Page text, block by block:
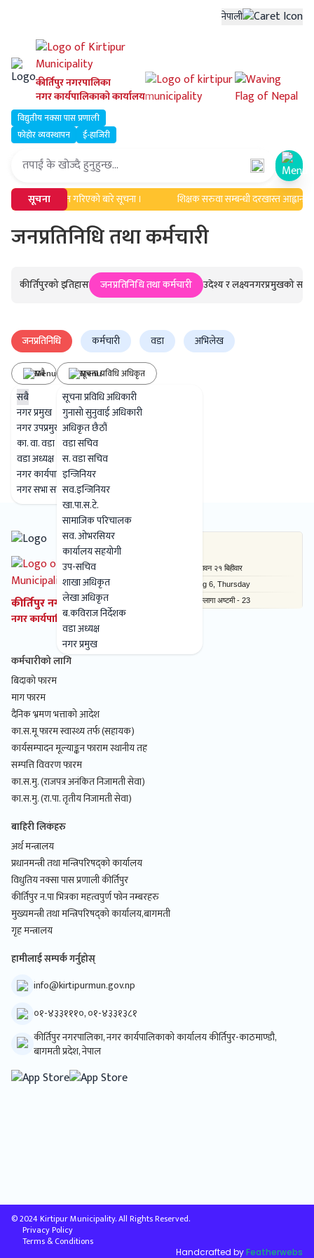
नेपाली
कीर्तिपुर नगरपालिका
नगर कार्यपालिकाको कार्यालय
विद्युतीय नक्सा पास प्रणाली
फोहोर व्यवस्थापन
ई-हाजिरी
सूचना
एवं सूचिकृत गरिएको बारे सूचना । शिक्षक सरुवा सम्बन्धी दरखास्त आह्वान
जनप्रतिनिधि तथा कर्मचारी
जनप्रतिनिधि कर्मचारी वडा अभिलेख
सबै
सबै
नगर प्रमुख
नगर उपप्रमुख
का. वा. वडा अध्यक्ष
वडा अध्यक्ष
नगर कार्यपालिका सदस्य
नगर सभा सदस्य
सूचना प्रविधि अधिकृत
सूचना प्रविधि अधिकारी
गुनासो सुनुवाई अधिकारी
अधिकृत छैठौं
वडा सचिव
स. वडा सचिव
इन्जिनियर
सव.इन्जिनियर
खा.पा.स.टे.
सामाजिक परिचालक
सव. ओभरसियर
कार्यालय सहयोगी
उप-सचिव
शाखा अधिकृत
लेखा अधिकृत
ब.कविराज निर्देशक
वडा अध्यक्ष
नगर प्रमुख
नगर सभा सदस्य
बरिष्ठ अधिकृत
स्वास्थ्य शाखा प्रमुख
सि.अ.हे.व.
जन स्वास्थ्य निरीक्षक
सूचना प्रविधि अधिकृत
रोजगार संयोजक
पशु चिकित्सक
लेखापाल
कम्प्युटर अपरेटर
ना.सु
अ.न.मी.
ना.प्र.स्वा.प्रा
जु.ईन्जिनियर
एम.आइ.एस.अपरेटर
फार्मेसी सहायक
स.म.वि.नि
अमिन
फिल्ड सहायक
उधम वि. सहजकर्ता
हेभी सवारी चालक
जु.लो.अ.प्रा.
बरिष्ठ लेखा अधिकृत
स. लेखापाल
स्वास्थ्य शाखा प्रमुख
कीर्तिपुरको इतिहास जनप्रतिनिधि तथा कर्मचारी उदेश्य र लक्ष्यनगरप्रमुखको
कीर्तिपुर नगरपालिका
नगर कार्यपालिकाको कार्यालय
कर्मचारीको लागि
बिदाको फारम
माग फारम
दैनिक भ्रमण भत्ताको आदेश
का.स.मू फारम स्वास्थ्य तर्फ (सहायक)
कार्यसम्पादन मूल्याङ्कन फाराम स्थानीय तह
सम्पत्ति विवरण फारम
का.स.मु. (राजपत्र अनंकित निजामती सेवा)
का.स.मु. (रा.पा. तृतीय निजामती सेवा)
बाहिरी लिकंहरु
अर्थ मन्त्रालय
प्रधानमन्त्री तथा मन्त्रिपरिषद्को कार्यालय
विधुतिय नक्सा पास प्रणाली कीर्तिपुर
कीर्तिपुर न.पा भित्रका महत्वपुर्ण फोन नम्बरहरु
मुख्यमन्त्री तथा मन्त्रिपरिषद्को कार्यालय,बागमती
गृह मन्त्रालय
हामीलाई सम्पर्क गर्नुहोस्
info@kirtipurmun.gov.np
०१-४३३१११०, ०१-४३३१३८१
कीर्तिपुर नगरपालिका, नगर कार्यपालिकाको कार्यालय कीर्तिपुर-काठमाण्डौ,
बागमती प्रदेश, नेपाल
© 2024 Kirtipur Municipality. All Rights Reserved.
Privacy Policy
Terms & Conditions
Handcrafted byFeatherwebs